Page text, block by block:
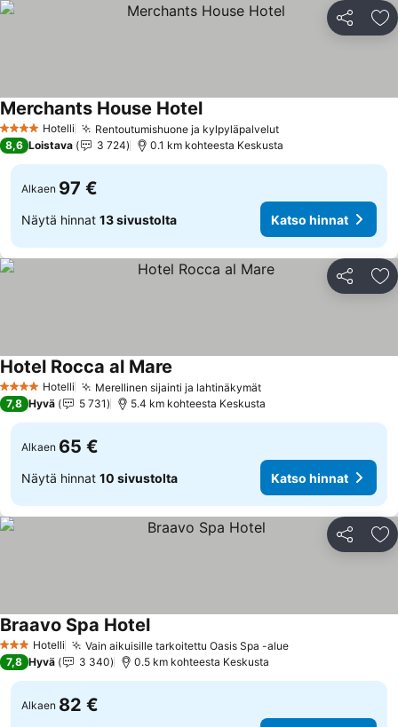
Jaa
4 Tähtiluokitus
Hotelli Rentoutumishuone ja kylpyläpalvelutKatso hinnat
Merchants House HotelKatso hinnat
8,6 Loistava 3 724 0.1 km kohteesta Keskusta
Alkaen 97 €
Näytä hinnat 13 sivustolta Katso hinnat
Jaa
4 Tähtiluokitus
Hotelli Merellinen sijainti ja lahtinäkymätKatso hinnat
Hotel Rocca al Mare
7,8 Hyvä 5 731 5.4 km kohteesta Keskusta
Alkaen 65 €
Näytä hinnat 10 sivustolta Katso hinnat
Jaa
3 Tähtiluokitus
Hotelli Vain aikuisille tarkoitettu Oasis Spa -alueKatso hinnat
Braavo Spa HotelKatso hinnat
7,8 Hyvä 3 340 0.5 km kohteesta Keskusta
Alkaen 82 €